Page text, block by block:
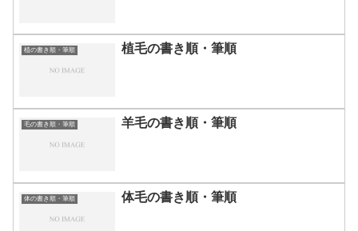
植の書き順・筆順 植毛の書き順・筆順
毛の書き順・筆順 羊毛の書き順・筆順
体の書き順・筆順 体毛の書き順・筆順